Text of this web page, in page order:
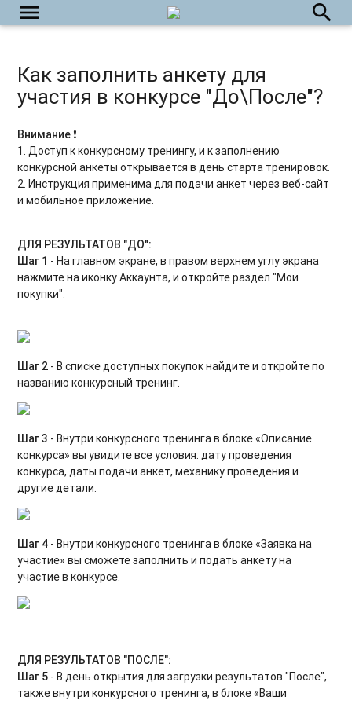
menu search
Как заполнить анкету для
участия в конкурсе "До\После"?
Внимание ❗️
1. Доступ к конкурсному тренингу, и к заполнению
конкурсной анкеты открывается в день старта тренировок.
2. Инструкция применима для подачи анкет через веб-сайт
и мобильное приложение.
ДЛЯ РЕЗУЛЬТАТОВ "ДО":
Шаг 1 - На главном экране, в правом верхнем углу экрана
нажмите на иконку Аккаунта, и откройте раздел "Мои
покупки".
Шаг 2 - В списке доступных покупок найдите и откройте по
названию конкурсный тренинг.
Шаг 3 - Внутри конкурсного тренинга в блоке «Описание
конкурса» вы увидите все условия: дату проведения
конкурса, даты подачи анкет, механику проведения и
другие детали.
Шаг 4 - Внутри конкурсного тренинга в блоке «Заявка на
участие» вы сможете заполнить и подать анкету на
участие в конкурсе.
ДЛЯ РЕЗУЛЬТАТОВ "ПОСЛЕ":
Шаг 5 - В день открытия для загрузки результатов "После",
также внутри конкурсного тренинга, в блоке «Ваши